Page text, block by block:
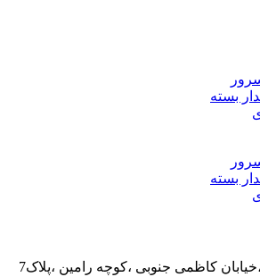
بسته
بسته
کاظمی جنوبی ،کوچه رامین ،پلاک7